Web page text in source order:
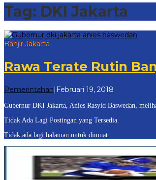
Tag: DKI Jakarta
Banjir Jakarta
Rawa Terate Rutin
Pemerintahan| Februari 19, 2018
Gubernur DKI Jakarta, Anies Rasyid Baswedan,
Tidak Ada Lagi Postingan yang Tersedia.
Tidak ada lagi halaman untuk dimuat.